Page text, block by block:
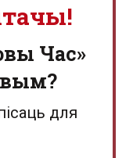
Час»
для